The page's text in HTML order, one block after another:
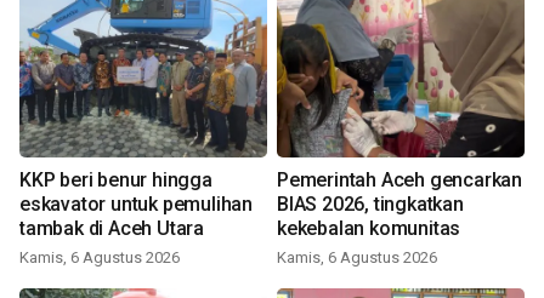
KKP beri benur hingga
eskavator untuk pemulihan
tambak di Aceh Utara
Kamis, 6 Agustus 2026
Pemerintah Aceh gencarkan
BIAS 2026, tingkatkan
kekebalan komunitas
Kamis, 6 Agustus 2026